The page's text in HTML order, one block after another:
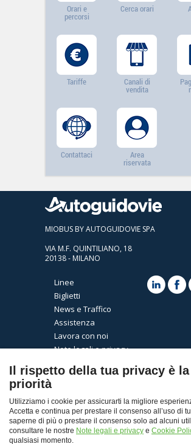
Orari e
percorsi
Cerca orari
Tariffe Canali di
vendita
Contattaci Area
riservata
MIOBUS BY AUTOGUIDOVIE SPA
VIA M.F. QUINTILIANO, 18
20138 - MILANO
Linee
Biglietti
News e Traffico
Assistenza
Lavora con noi
Note legali e privacy
Il rispetto della tua privacy è
priorità
Utilizziamo i cookie per assicurarti la migliore
Accetta e continua per prestare il consenso all’uso di
saperne di più o prestare il consenso solo ad alcuni
consultare le nostre Note legali e privacy e Cookie
qualsiasi momento.